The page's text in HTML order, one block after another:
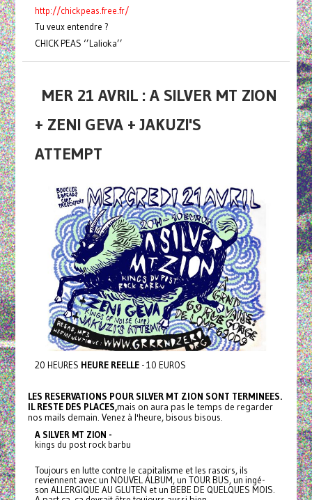
http://chickpeas.free.fr/
Tu veux entendre ?
CHICK PEAS ‘’Lalioka’’
MER 21 AVRIL : A SILVER MT ZION
+ ZENI GEVA + JAKUZI'S
ATTEMPT
20 HEURES HEURE REELLE- 10 EUROS
LES RESERVATIONS POUR SILVER MT ZION SONT TERMINEES.
IL RESTE DES PLACES,mais on aura pas le temps de regarder
nos mails demain. Venez à l'heure, bisous bisous.
A SILVER MT ZION -
kings du post rock barbu
Toujours en lutte contre le capitalisme et les rasoirs, ils
reviennent avec un NOUVEL ALBUM, un TOUR BUS, un ingé-
son ALLERGIQUE AU GLUTEN et un BEBE DE QUELQUES MOIS.